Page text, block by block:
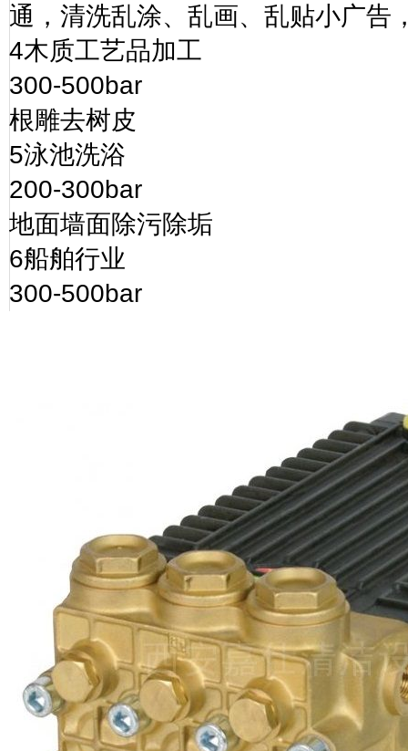
通，清洗乱涂、乱画、乱贴小广告
4木质工艺品加工
300-500bar
根雕去树皮
5泳池洗浴
200-300bar
地面墙面除污除垢
6船舶行业
300-500bar